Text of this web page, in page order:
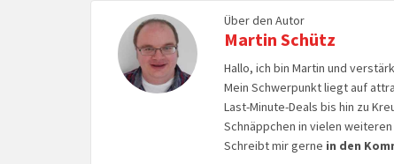
Über den Autor
Martin Schütz
Hallo, ich bin Martin und
Mein Schwerpunkt liegt auf
Last-Minute-Deals bis hin zu
Schnäppchen in vielen
Schreibt mir gerne in den